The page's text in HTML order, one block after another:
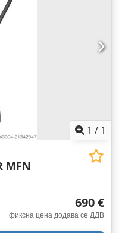
1 / 1
MFN
690 €
фиксна цена додава се ДДВ